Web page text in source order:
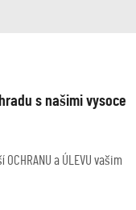
s našimi vysoce
a ÚLEVU vašim